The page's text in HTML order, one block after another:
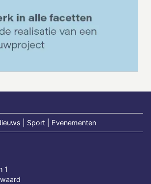
| Sport | Evenementen
1